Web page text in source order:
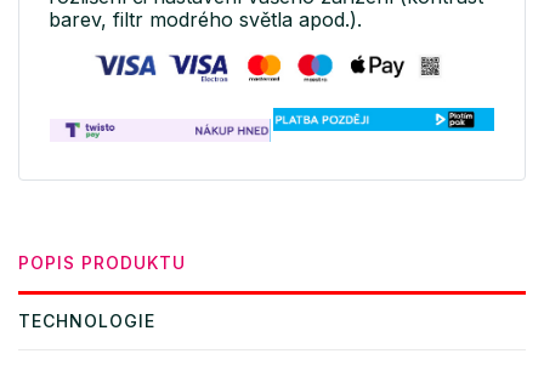
barev, filtr modrého světla apod.).
POPIS PRODUKTU
TECHNOLOGIE